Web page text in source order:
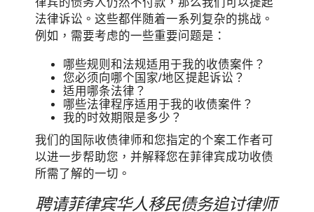
法律诉讼。这些都伴随着一系列复杂的挑战。
例如，需要考虑的一些重要问题是：
哪些规则和法规适用于我的收债案件？
您必须向哪个国家/地区提起诉讼？
适用哪条法律？
哪些法律程序适用于我的收债案件？
我的时效期限是多少？
我们的国际收债律师和您指定的个案工作者可
以进一步帮助您，并解释您在菲律宾成功收债
所需了解的一切。
聘请菲律宾华人移民债务追讨律师